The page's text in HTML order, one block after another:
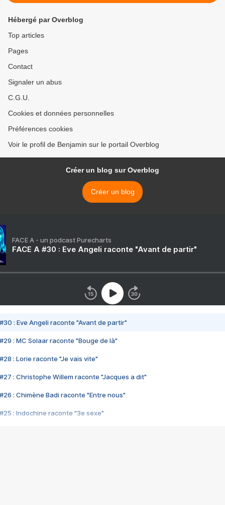
Hébergé par Overblog
Top articles
Pages
Contact
Signaler un abus
C.G.U.
Cookies et données personnelles
Préférences cookies
Voir le profil de Benjamin sur le portail Overblog
Créer un blog sur Overblog
Créer un blog
FACE A - un podcast Purecharts
FACE A #30 : Eve Angeli raconte "Avant de partir"
#30 : Eve Angeli raconte "Avant de partir"
#29 : MC Solaar raconte "Bouge de là"
#28 : Lorie raconte "Je vais vite"
#27 : Christophe Willem raconte "Jacques a dit"
#26 : Chimène Badi raconte "Entre nous"
#25 : Indochine raconte "3e sexe"